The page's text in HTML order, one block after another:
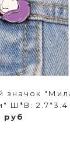
значок
Ш*В: 2.7*3.4
руб